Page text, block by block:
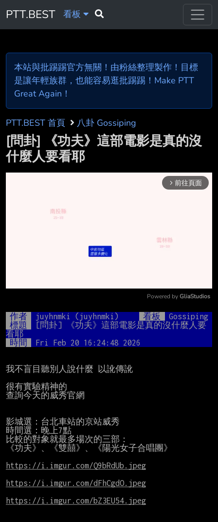
PTT.BEST 看板
本站與批踢踢官方無關！由粉絲整理製作！目標
是讓年輕族群，也能容易逛批踢踢！Make PTT
Great Again！
PTT.BEST 首頁 八卦 Gossiping
[問卦] 《功夫》這部電影是真的沒
什麼人要看耶
arrow_forward_ios 前往頁面
Mute
Powered by GliaStudios
作者 juyhnmki (juyhnmki) 看板
Gossiping
標題
[問卦] 《功夫》這部電影是真的沒什麼人要
看耶
時間
Fri Feb 20 16:24:48 2026
我不盲目聽別人說什麼 以訛傳訛
很有實驗精神的
查詢今天的威秀官網
影城選：台北車站的京站威秀
時間選：晚上7點
比較的對象就最多場次的三部：
《功夫》、《雙囍》、《陽光女子合唱團》
https://i.imgur.com/Q9bRdUb.jpeg
https://i.imgur.com/dFhCgdO.jpeg
https://i.imgur.com/bZ3EU54.jpeg